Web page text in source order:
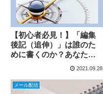
【初心者必見！】「編集
後記（追伸）」は誰のた
めに書くのか？あなたへ
の共感と信頼を生み出す
2021.09.28
メール配信